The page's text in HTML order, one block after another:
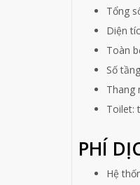
Tổng
Diện
Toàn
Số
Thang
Toilet:
PHÍ
Hệ